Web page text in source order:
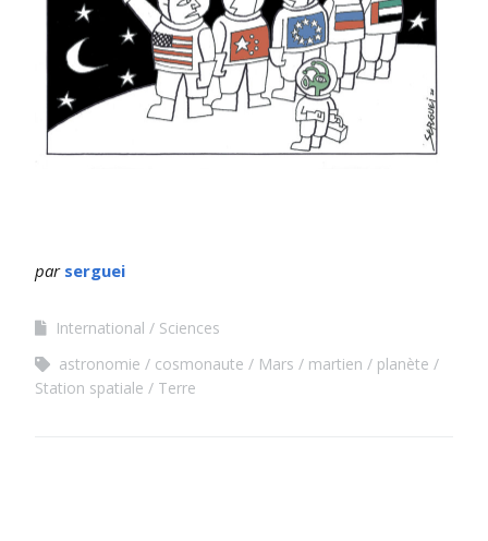
par serguei
International
Sciences
astronomie
cosmonaute Mars martien
planète
Station spatiale
Terre